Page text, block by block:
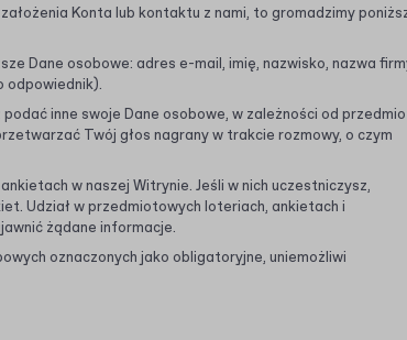
Konta lub kontaktu z nami, to gromadzimy
Dane osobowe: adres e-mail, imię, nazwisko, nazwa
odpowiednik).
inne swoje Dane osobowe, w zależności od
Twój głos nagrany w trakcie rozmowy, o czym
w naszej Witrynie. Jeśli w nich uczestniczysz,
Udział w przedmiotowych loteriach, ankietach i
żądane informacje.
oznaczonych jako obligatoryjne, uniemożliwi